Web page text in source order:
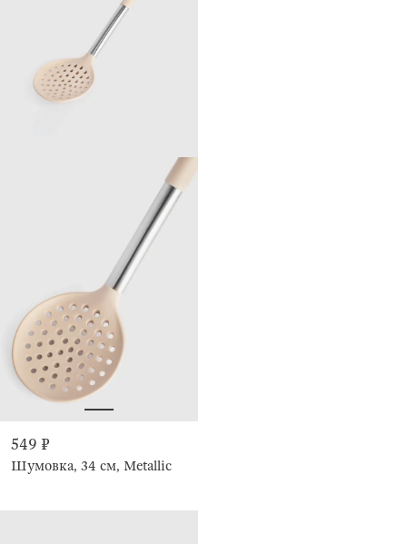
549 ₽
Шумовка, 34 см, Metallic